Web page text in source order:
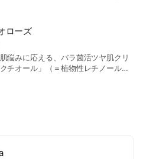
へ。
ローズ
悩みに応える、バラ菌活ツヤ肌クリ
チオール」（＝植物性レチノール）